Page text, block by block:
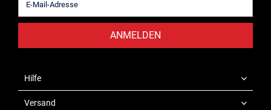
ANMELDEN
Hilfe
Versand